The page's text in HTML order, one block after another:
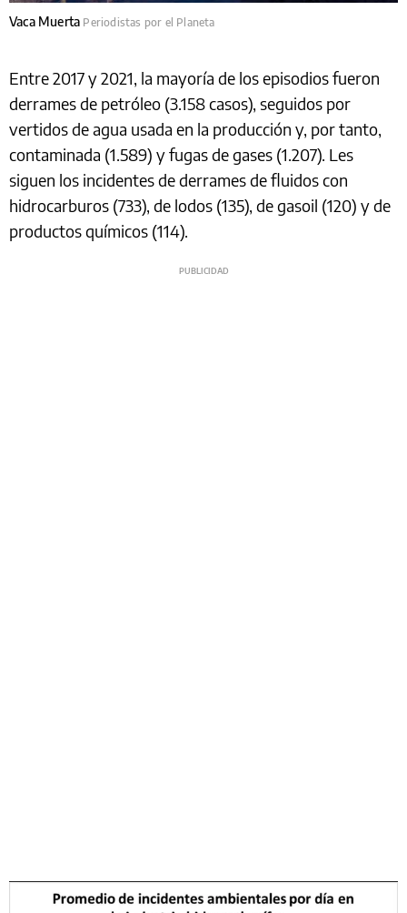
Vaca Muerta Periodistas por el Planeta
Entre 2017 y 2021, la mayoría de los episodios fueron
derrames de petróleo (3.158 casos), seguidos por
vertidos de agua usada en la producción y, por tanto,
contaminada (1.589) y fugas de gases (1.207). Les
siguen los incidentes de derrames de fluidos con
hidrocarburos (733), de lodos (135), de gasoil (120) y de
productos químicos (114).